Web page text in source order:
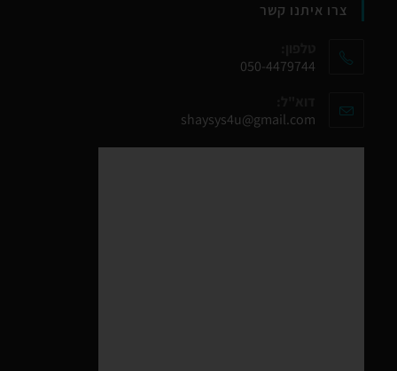
צרו איתנו קשר
050-4479744
shaysys4u@gmail.com